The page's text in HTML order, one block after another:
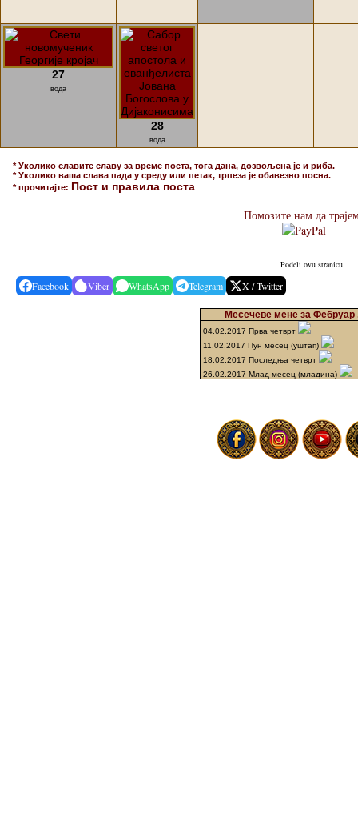
27
вода
28
вода
* Уколико славите славу за време поста, тога дана, дозвољена је и риба.
* Уколико ваша слава пада у среду или петак, трпеза је обавезно посна.
* прочитајте: Пост и правила поста
Помозите нам да
Podeli ovu stranicu
Facebook Viber WhatsApp Telegram X / Twitter
Месечеве мене за Фебруар
04.02.2017 Прва четврт
11.02.2017 Пун месец (уштап)
18.02.2017 Последња четврт
26.02.2017 Млад месец (младина)